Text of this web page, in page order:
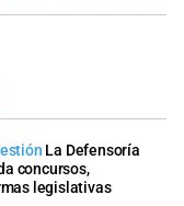
La Defensoría
concursos,
legislativas